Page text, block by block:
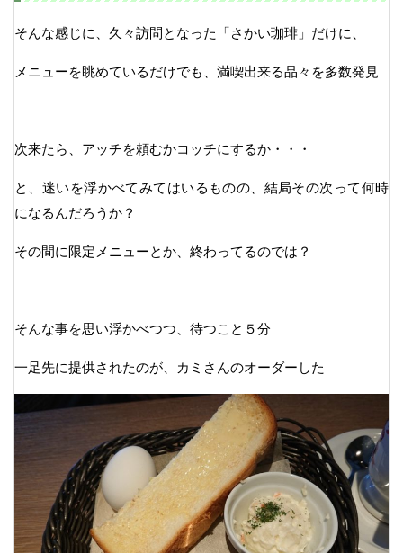
そんな感じに、久々訪問となった「さかい珈琲」だけに、
メニューを眺めているだけでも、満喫出来る品々を多数発見
次来たら、アッチを頼むかコッチにするか・・・
と、迷いを浮かべてみてはいるものの、結局その次って何時
になるんだろうか？
その間に限定メニューとか、終わってるのでは？
そんな事を思い浮かべつつ、待つこと５分
一足先に提供されたのが、カミさんのオーダーした